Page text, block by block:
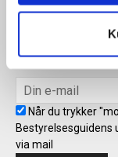
Når du trykker
via mail